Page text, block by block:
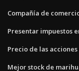
Compañía de
Presentar impuestos
Precio de las
Mejor stock de